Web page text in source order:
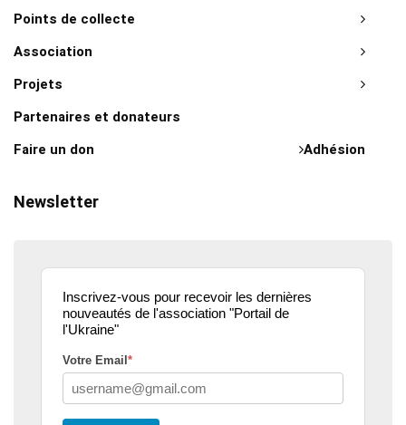
Points de collecte
Association
Projets
Partenaires et donateurs
Adhésion
Faire un don
Newsletter
Inscrivez-vous pour recevoir les dernières
nouveautés de l'association "Portail de
l'Ukraine"
Votre Email *